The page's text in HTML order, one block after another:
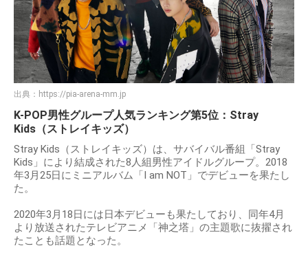
出典： https://pia-arena-mm.jp
K-POP男性グループ人気ランキング第5位：Stray
Kids（ストレイキッズ）
Stray Kids（ストレイキッズ）は、サバイバル番組「Stray
Kids」により結成された8人組男性アイドルグループ。2018
年3月25日にミニアルバム「I am NOT」でデビューを果たし
た。
2020年3月18日には日本デビューも果たしており、同年4月
より放送されたテレビアニメ「神之塔」の主題歌に抜擢され
たことも話題となった。